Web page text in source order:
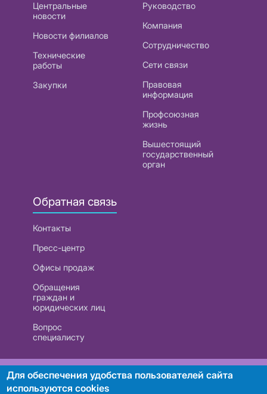
Центральные
новости
Новости филиалов
Технические
работы
Закупки
Руководство
Компания
Сотрудничество
Сети связи
Правовая
информация
Профсоюзная
жизнь
Вышестоящий
государственный
орган
Обратная связь
Контакты
Пресс-центр
Офисы продаж
Обращения
граждан и
юридических лиц
Вопрос
специалисту
РУП «Белтелеком». УНП 101007741
Для обеспечения удобства пользователей сайта
используются cookies